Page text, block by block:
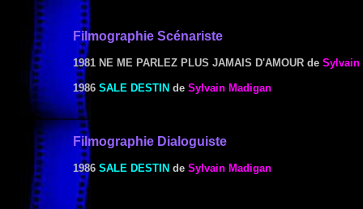
Filmographie Scénariste
1981 NE ME PARLEZ PLUS JAMAIS D'AMOUR de Sylvain
1986 SALE DESTIN de Sylvain Madigan
Filmographie Dialoguiste
1986 SALE DESTIN de Sylvain Madigan